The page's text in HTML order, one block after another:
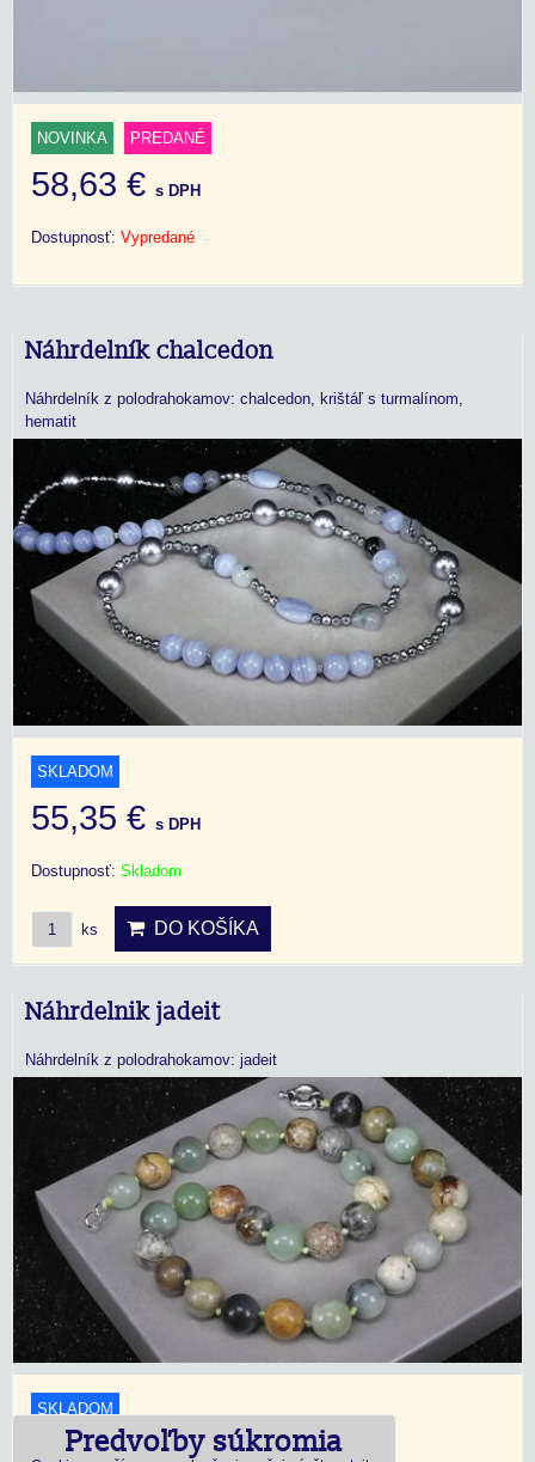
NOVINKA PREDANÉ
58,63 € s DPH
Dostupnosť: Vypredané
Náhrdelník chalcedon
Náhrdelník z polodrahokamov: chalcedon, krištáľ s turmalínom,
hematit
SKLADOM
55,35 € s DPH
Dostupnosť: Skladom
ks DO KOŠÍKA
Náhrdelnik jadeit
Náhrdelník z polodrahokamov: jadeit
SKLADOM
Predvoľby súkromia